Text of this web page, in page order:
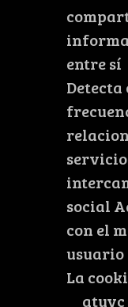
entre sí
Detecta
social
con el
usuario
La